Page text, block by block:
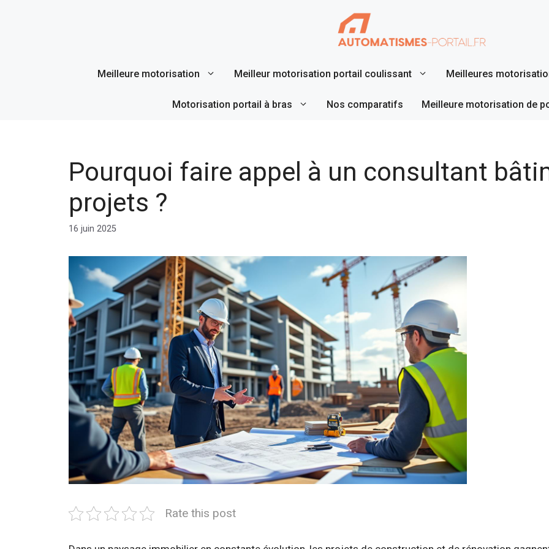
Meilleure motorisation Meilleur motorisation portail coulissant Meilleures
Motorisation portail à bras Nos comparatifs Meilleure motorisation de
Pourquoi faire appel à un consultant
projets ?
16 juin 2025
Rate this post